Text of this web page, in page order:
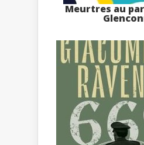
Meurtres au